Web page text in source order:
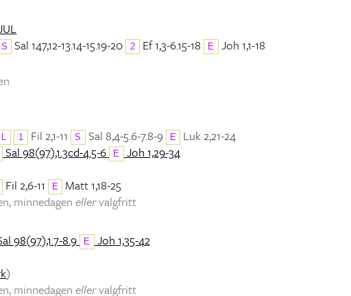
S Sal 147,12-13.14-15.19-20 2 Ef 1,3-6.15-18 E
Joh 1,1-18
L 1 Fil 2,1-11 S Sal 8,4-5.6-7.8-9 E Luk 2,21-24
Sal 98(97),1.3cd-4.5-6 E
Joh 1,29-34
Fil 2,6-11 E
Matt 1,18-25
minnedagen ellervalgfritt
98(97),1.7-8.9 E
Joh 1,35-42
)
minnedagen ellervalgfritt